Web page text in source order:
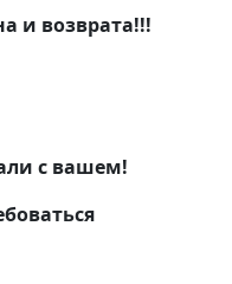
и возврата!!!
с вашем!